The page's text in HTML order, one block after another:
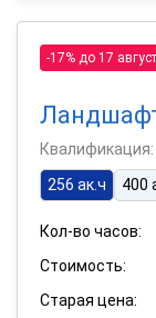
-17% до 17
256 ак.ч
400
Кол-во часов:
Стоимость:
Старая цена: